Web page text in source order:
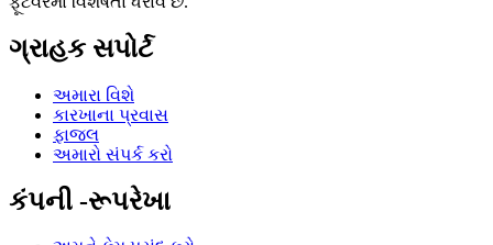
ગ્રાહક સપોર્ટ
અમારા વિશે
કારખાના પ્રવાસ
ફાજલ
અમારો સંપર્ક કરો
કંપની -રૂપરેખા